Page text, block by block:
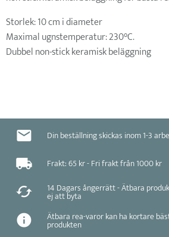
Storlek: 10 cm i diameter
Maximal ugnstemperatur: 230°C.
Dubbel non-stick keramisk beläggning
Din beställning skickas inom 1-3
Frakt: 65 kr - Fri frakt från 1000 kr
14 Dagars ångerrätt - Ätbara
ej att byta
Ätbara rea-varor kan ha kortare
produkten